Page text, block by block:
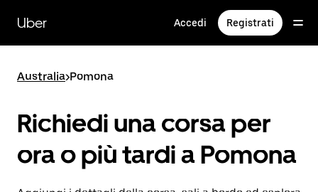
contenuto
principale
Uber Accedi Registrati
Australia>Pomona
Richiedi una corsa per
ora o più tardi a Pomona